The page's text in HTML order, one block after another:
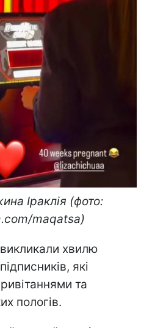
Іраклія (фото:
maqatsa)
викликали хвилю
які
та
пологів.